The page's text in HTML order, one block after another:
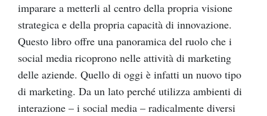
imparare a metterli al centro della propria visione
strategica e della propria capacità di innovazione.
Questo libro offre una panoramica del ruolo che i
social media ricoprono nelle attività di marketing
delle aziende. Quello di oggi è infatti un nuovo tipo
di marketing. Da un lato perché utilizza ambienti di
interazione – i social media – radicalmente diversi